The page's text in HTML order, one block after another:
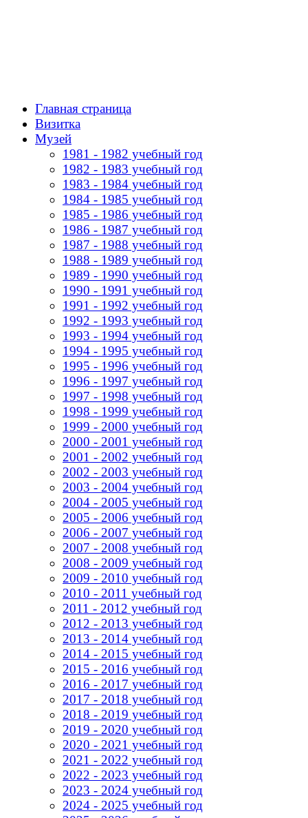
Главная страница
Визитка
Музей
1981 - 1982 учебный год
1982 - 1983 учебный год
1983 - 1984 учебный год
1984 - 1985 учебный год
1985 - 1986 учебный год
1986 - 1987 учебный год
1987 - 1988 учебный год
1988 - 1989 учебный год
1989 - 1990 учебный год
1990 - 1991 учебный год
1991 - 1992 учебный год
1992 - 1993 учебный год
1993 - 1994 учебный год
1994 - 1995 учебный год
1995 - 1996 учебный год
1996 - 1997 учебный год
1997 - 1998 учебный год
1998 - 1999 учебный год
1999 - 2000 учебный год
2000 - 2001 учебный год
2001 - 2002 учебный год
2002 - 2003 учебный год
2003 - 2004 учебный год
2004 - 2005 учебный год
2005 - 2006 учебный год
2006 - 2007 учебный год
2007 - 2008 учебный год
2008 - 2009 учебный год
2009 - 2010 учебный год
2010 - 2011 учебный год
2011 - 2012 учебный год
2012 - 2013 учебный год
2013 - 2014 учебный год
2014 - 2015 учебный год
2015 - 2016 учебный год
2016 - 2017 учебный год
2017 - 2018 учебный год
2018 - 2019 учебный год
2019 - 2020 учебный год
2020 - 2021 учебный год
2021 - 2022 учебный год
2022 - 2023 учебный год
2023 - 2024 учебный год
2024 - 2025 учебный год